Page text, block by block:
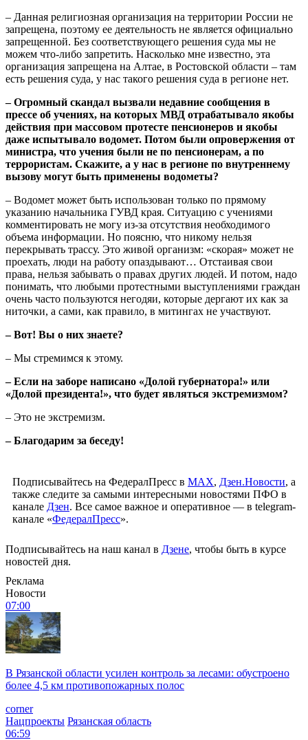
– Данная религиозная организация на территории России не
запрещена, поэтому ее деятельность не является официально
запрещенной. Без соответствующего решения суда мы не
можем что-либо запретить. Насколько мне известно, эта
организация запрещена на Алтае, в Ростовской области – там
есть решения суда, у нас такого решения суда в регионе нет.
– Огромный скандал вызвали недавние сообщения в
прессе об учениях, на которых МВД отрабатывало якобы
действия при массовом протесте пенсионеров и якобы
даже испытывало водомет. Потом были опровержения от
министра, что учения были не по пенсионерам, а по
террористам. Скажите, а у нас в регионе по внутреннему
вызову могут быть применены водометы?
– Водомет может быть использован только по прямому
указанию начальника ГУВД края. Ситуацию с учениями
комментировать не могу из-за отсутствия необходимого
объема информации. Но поясню, что никому нельзя
перекрывать трассу. Это живой организм: «скорая» может не
проехать, люди на работу опаздывают… Отстаивая свои
права, нельзя забывать о правах других людей. И потом, надо
понимать, что любыми протестными выступлениями граждан
очень часто пользуются негодяи, которые дергают их как за
ниточки, а сами, как правило, в митингах не участвуют.
– Вот! Вы о них знаете?
– Мы стремимся к этому.
– Если на заборе написано «Долой губернатора!» или
«Долой президента!», что будет являться экстремизмом?
– Это не экстремизм.
– Благодарим за беседу!
Подписывайтесь на ФедералПресс в МАХ, Дзен.Новости, а
также следите за самыми интересными новостями ПФО в
канале Дзен. Все самое важное и оперативное — в telegram-
канале «ФедералПресс».
Подписывайтесь на наш канал в Дзене, чтобы быть в курсе
новостей дня.
Реклама
Новости
07:00
В Рязанской области усилен контроль за лесами: обустроено
более 4,5 км противопожарных полос
corner
Нацпроекты Рязанская область
06:59